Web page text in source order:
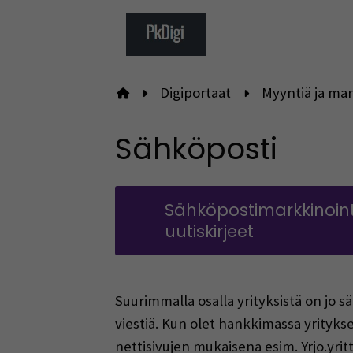
Etusivulle
Digiportaat Myyntiä ja
Sähköposti
uutiskirjeet
Suurimmalla osalla yrityksistä on jo
viestiä. Kun olet hankkimassa
nettisivujen mukaisena esim.